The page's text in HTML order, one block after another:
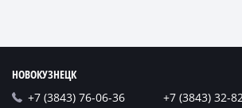
НОВОКУЗНЕЦК
+7 (3843) 76-06-36
+7 (3843) 32-